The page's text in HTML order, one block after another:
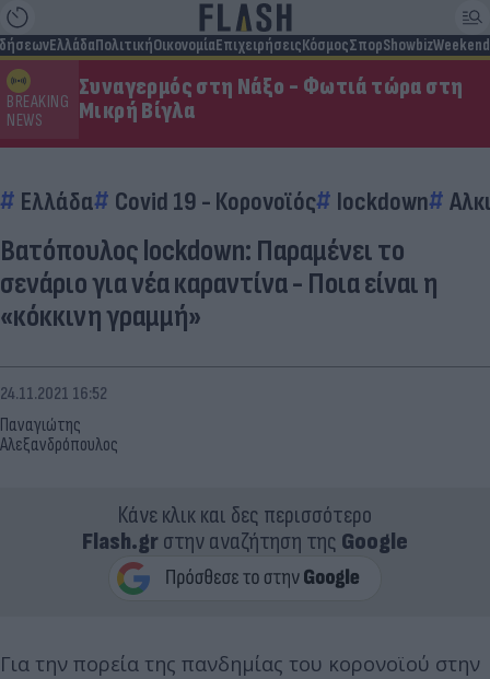
ΕλλάδαΠολιτικήΟικονομίαΕπιχειρήσειςΚόσμοςΣπορShowbizWeekend
BREAKING
NEWS
Συναγερμός στη Νάξο - Φωτιά τώρα στη
Μικρή Βίγλα
Ελλάδα Covid 19 - Κορονοϊός lockdown
Βατόπουλος lockdown: Παραμένει το
σενάριο για νέα καραντίνα - Ποια είναι η
«κόκκινη γραμμή»
Παναγιώτης
Αλεξανδρόπουλος
24.11.2021 16:52
Κάνε κλικ και δες περισσότερο
Flash.grστην αναζήτηση της Google
Για την πορεία της πανδημίας του κορονοϊού στην